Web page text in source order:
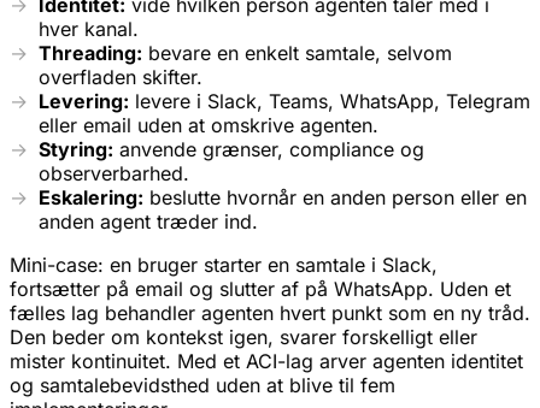
Identitet: vide hvilken person agenten taler med i
hver kanal.
Threading: bevare en enkelt samtale, selvom
overfladen skifter.
Levering: levere i Slack, Teams, WhatsApp, Telegram
eller email uden at omskrive agenten.
Styring: anvende grænser, compliance og
observerbarhed.
Eskalering: beslutte hvornår en anden person eller en
anden agent træder ind.
Mini-case: en bruger starter en samtale i Slack,
fortsætter på email og slutter af på WhatsApp. Uden et
fælles lag behandler agenten hvert punkt som en ny tråd.
Den beder om kontekst igen, svarer forskelligt eller
mister kontinuitet. Med et ACI-lag arver agenten identitet
og samtalebevidsthed uden at blive til fem